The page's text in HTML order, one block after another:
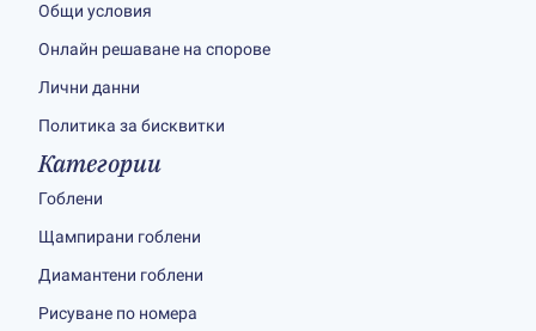
Общи условия
Онлайн решаване на спорове
Лични данни
Политика за бисквитки
Категории
Гоблени
Щампирани гоблени
Диамантени гоблени
Рисуване по номера